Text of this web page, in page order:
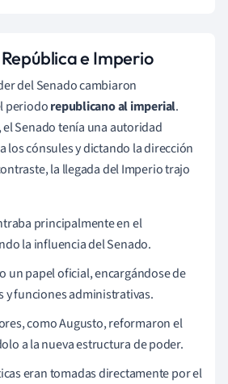
e Imperio
del Senado cambiaron
periodorepublicano al imperial.
Senado tenía una autoridad
los cónsules y dictando la dirección
la llegada del Imperio trajo
principalmente en el
la influencia del Senado.
un papel oficial, encargándose de
y funciones administrativas.
como Augusto, reformaron el
a la nueva estructura de poder.
eran tomadas directamente por el